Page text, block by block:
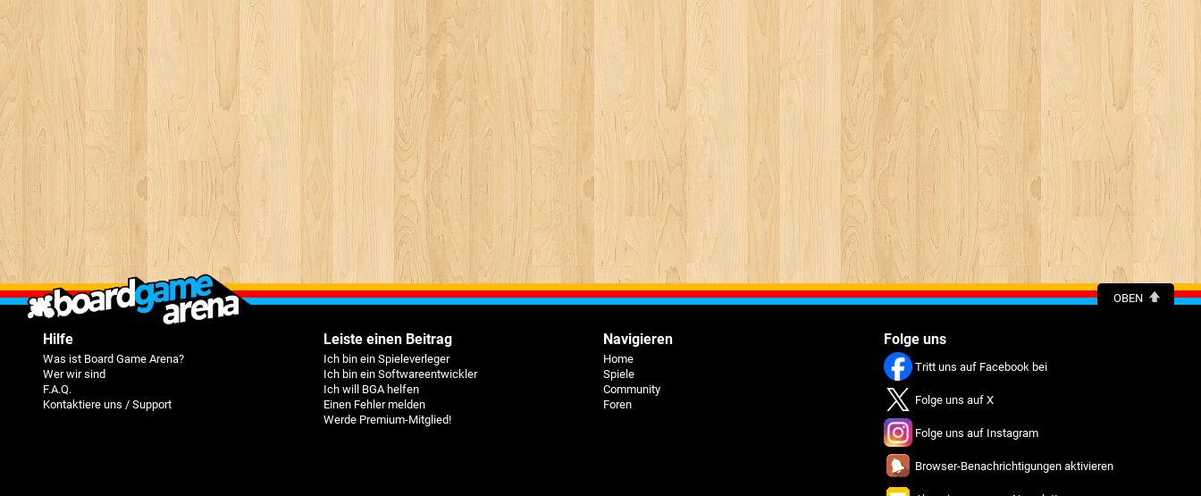
OBEN
Hilfe
Was ist Board Game Arena?
Wer wir sind
F.A.Q.
Kontaktiere uns / Support
Leiste einen Beitrag
Ich bin ein Spieleverleger
Ich bin ein Softwareentwickler
Ich will BGA helfen
Einen Fehler melden
Werde Premium-Mitglied!
Navigieren
Home
Spiele
Community
Foren
Folge uns
Tritt uns auf Facebook bei
Folge uns auf X
Folge uns auf Instagram
Browser-Benachrichtigungen aktivieren